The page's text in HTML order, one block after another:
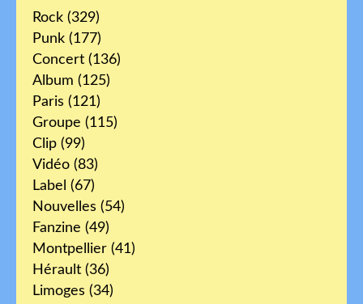
Rock (329)
Punk (177)
Concert (136)
Album (125)
Paris (121)
Groupe (115)
Clip (99)
Vidéo (83)
Label (67)
Nouvelles (54)
Fanzine (49)
Montpellier (41)
Hérault (36)
Limoges (34)